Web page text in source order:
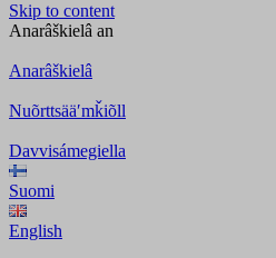
Skip to content
Anarâškielâ an
Anarâškielâ
Nuõrttsääʹmǩiõll
Davvisámegiella
Suomi
English